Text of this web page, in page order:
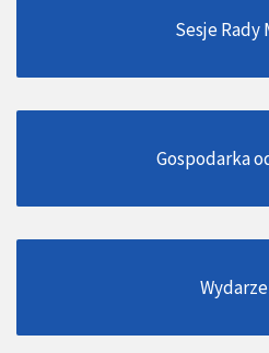
Sesje Rady
Gospodarka